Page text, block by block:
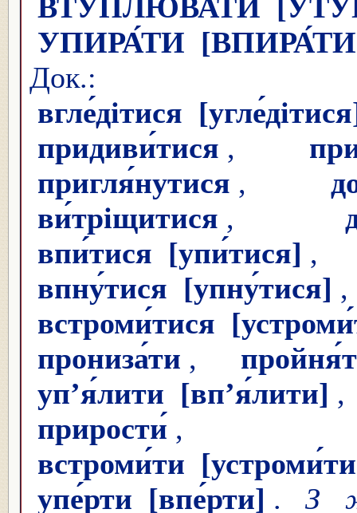
ВТУ́ПЛЮВАТИ
УПИРА́ТИ
вгле́дітися
придиви́тися ,
пригля́нутися ,
ви́тріщитися ,
впи́тися [упи́тися]
впну́тися [упну́тися]
встроми́тися
прониза́ти ,
уп’я́лити [вп’я́лити]
прирости́
встроми́ти
упе́рти [впе́рти] .З